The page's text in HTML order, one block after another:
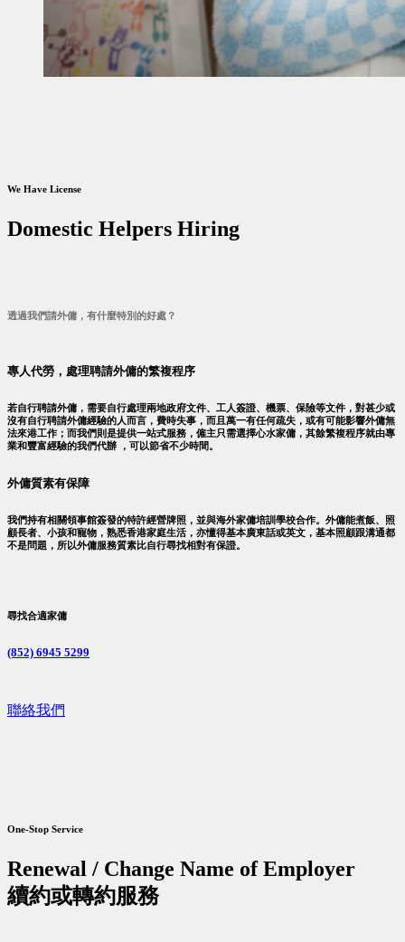
We Have License
Domestic Helpers Hiring
透過我們請外傭，有什麼特別的好處？
專人代勞，處理聘請外傭的繁複程序
若自行聘請外傭，需要自行處理兩地政府文件、工人簽證、機票、保險等文件，對甚少或
沒有自行聘請外傭經驗的人而言，費時失事，而且萬一有任何疏失，或有可能影響外傭無
法來港工作；而我們則是提供一站式服務，僱主只需選擇心水家傭，其餘繁複程序就由專
業和豐富經驗的我們代辦 ，可以節省不少時間。
外傭質素有保障
我們持有相關領事館簽發的特許經營牌照，並與海外家傭培訓學校合作。外傭能煮飯、照
顧長者、小孩和寵物，熟悉香港家庭生活，亦懂得基本廣東話或英文，基本照顧跟溝通都
不是問題，所以外傭服務質素比自行尋找相對有保證。
尋找合適家傭
(852) 6945 5299
聯絡我們
One-Stop Service
Renewal / Change Name of Employer
續約或轉約服務